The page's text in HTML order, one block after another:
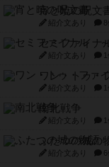
宵と暁の呪文
紹介文あり
セミファイナ
紹介文あり
ワン・トゥ・
紹介文あり
南北戦争
紹介文あり
ふたつの城の
紹介文あり